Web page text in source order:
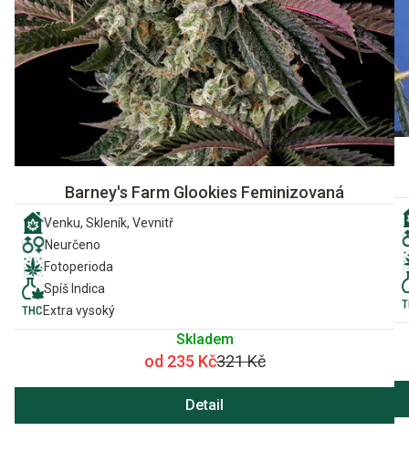
Barney's Farm Glookies Feminizovaná
Venku, Skleník, Vevnitř
Neurčeno
Fotoperioda
Spíš Indica
Extra vysoký
Skladem
od 235 Kč321 Kč
Detail